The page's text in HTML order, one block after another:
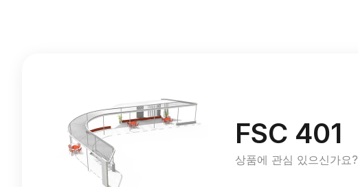
FSC 401
상품에 관심 있으신가요?